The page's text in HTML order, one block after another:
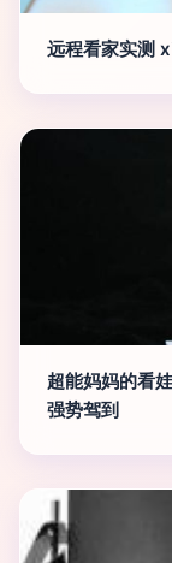
远程看家实测
超能妈妈的看
强势驾到